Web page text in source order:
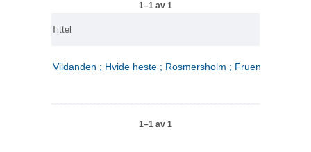
1–1 av 1
Tittel
Vildanden ; Hvide heste ; Rosmersholm ; Fruen fra havet
1–1 av 1